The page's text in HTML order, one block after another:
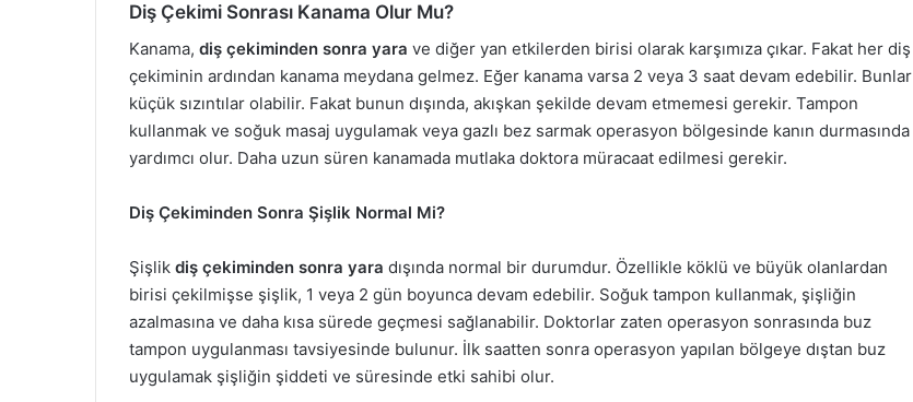
Diş Çekimi Sonrası Kanama Olur Mu?
Kanama, diş çekiminden sonra yara ve diğer yan etkilerden birisi olarak karşımıza çıkar. Fakat her diş
çekiminin ardından kanama meydana gelmez. Eğer kanama varsa 2 veya 3 saat devam edebilir. Bunlar
küçük sızıntılar olabilir. Fakat bunun dışında, akışkan şekilde devam etmemesi gerekir. Tampon
kullanmak ve soğuk masaj uygulamak veya gazlı bez sarmak operasyon bölgesinde kanın durmasında
yardımcı olur. Daha uzun süren kanamada mutlaka doktora müracaat edilmesi gerekir.
Diş Çekiminden Sonra Şişlik Normal Mi?
Şişlik diş çekiminden sonra yara dışında normal bir durumdur. Özellikle köklü ve büyük olanlardan
birisi çekilmişse şişlik, 1 veya 2 gün boyunca devam edebilir. Soğuk tampon kullanmak, şişliğin
azalmasına ve daha kısa sürede geçmesi sağlanabilir. Doktorlar zaten operasyon sonrasında buz
tampon uygulanması tavsiyesinde bulunur. İlk saatten sonra operasyon yapılan bölgeye dıştan buz
uygulamak şişliğin şiddeti ve süresinde etki sahibi olur.